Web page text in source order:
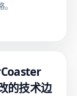
的技术边